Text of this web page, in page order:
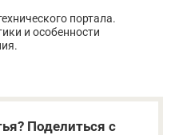
портала.
и особенности
Поделиться с